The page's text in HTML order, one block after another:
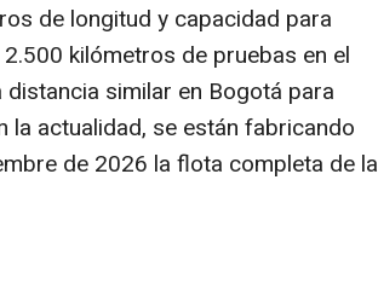
de longitud y capacidad para
kilómetros de pruebas en el
similar en Bogotá para
actualidad, se están fabricando
de 2026 la flota completa de la